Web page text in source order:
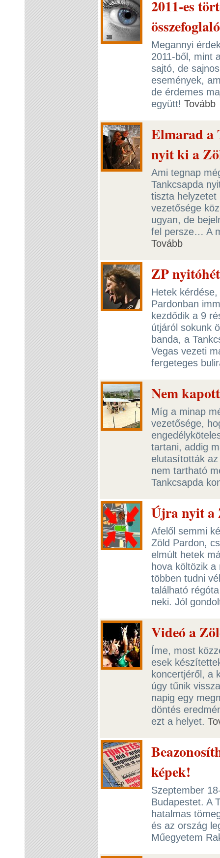
2011-es
Megannyi
2011-ből, mint
sajtó, de
események,
de érdemes
együtt! Tovább
Elmarad a
nyit ki a
Ami tegnap
Tankcsapda
tiszta helyzetet
vezetősége
ugyan, de
fel persze… A
Tovább
ZP
Hetek
Pardonban
kezdődik a 9
útjáról sokunk
banda, a
Vegas vezeti
fergeteges
Nem
Míg a minap
vezetősége,
tartani, addig
elutasították
nem tartható
Tankcsapda
Újra nyit
Afelől semmi
Zöld Pardon,
elmúlt hetek
hova költözik
többen tudni
található
neki. Jól
Videó a
Íme, most
esek
koncertjéről, a
úgy tűnik
napig egy
döntés
ezt a helyet.
képek!
Szeptember
Budapestet. A
hatalmas
és az ország
Műegyetem